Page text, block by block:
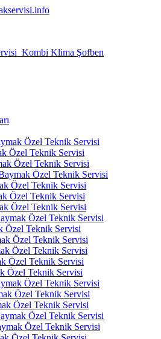
Özel Teknik Servisi
Özel Teknik Servisi
Özel Teknik Servisi
Özel Teknik Servisi
Özel Teknik Servisi
Özel Teknik Servisi
Özel Teknik Servisi
Özel Teknik Servisi
Özel Teknik Servisi
Özel Teknik Servisi
Özel Teknik Servisi
Özel Teknik Servisi
Özel Teknik Servisi
Özel Teknik Servisi
Özel Teknik Servisi
Özel Teknik Servisi
Özel Teknik Servisi
Özel Teknik Servisi